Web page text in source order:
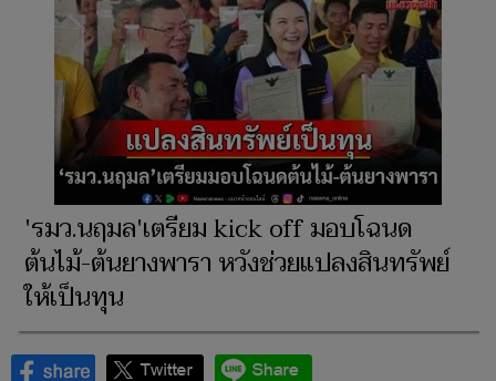
'รมว.นฤมล'เตรียม kick off มอบโฉนด
ต้นไม้-ต้นยางพารา หวังช่วยแปลงสินทรัพย์
ให้เป็นทุน